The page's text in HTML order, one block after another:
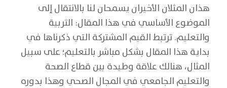
هذان المثلان الأخيران يسمحان لنا بالانتقال إلى
الموضوع الأساسي في هذا المقال: التربية
والتعليم. ترتبط القيم المشتركة التي ذكرناها في
بداية هذا المقال بشكل مباشر بالتعليم؛ على سبيل
المثال، هنالك علاقة وطيدة بين قطاع الصحة
والتعليم الجامعي في المجال الصحي وهذا بدوره